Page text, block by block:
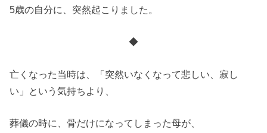
5歳の自分に、突然起こりました。
◆
亡くなった当時は、「突然いなくなって悲しい、寂し
い」という気持ちより、
葬儀の時に、骨だけになってしまった母が、